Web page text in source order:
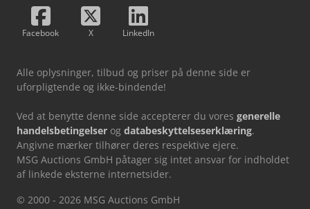
Facebook X LinkedIn
Alle oplysninger, tilbud og priser på denne side er
uforpligtende og ikke-bindende!
Ved at benytte denne side accepterer du vores generelle
handelsbetingelser og databeskyttelseserklæring.
Angivne mærker tilhører deres respektive ejere.
MSG Auctions GmbH påtager sig intet ansvar for indholdet
af linkede eksterne internetsider.
© 2000 - 2026 MSG Auctions GmbH